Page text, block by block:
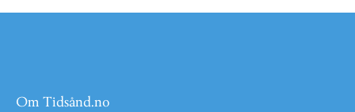
Om Tidsånd.no